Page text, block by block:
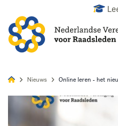
Home
Nieuws Online leren - het